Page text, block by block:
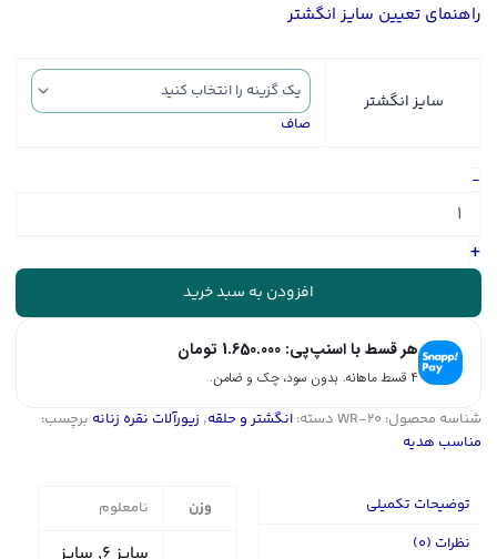
راهنمای تعیین سایز انگشتر
سایز انگشتر
صاف
-
دار
نقره
زنانه
حلقه
کد
20
عدد
+
افزودن به سبد خرید
هر قسط با اسنپ‌پی: 1.650.000 تومان
۴ قسط ماهانه. بدون سود، چک و ضامن.
شناسه محصول: WR-20 دسته: انگشتر و حلقه, زیورآلات نقره زنانه برچسب:
مناسب هدیه
توضیحات تکمیلی
نظرات (0)
وزن نامعلوم